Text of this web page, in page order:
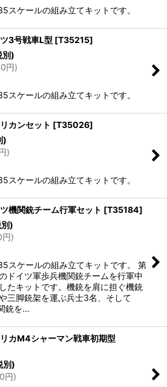
スケールの組み立てキットです。
3号戦車L型 [T35215]
別)
円)
スケールの組み立てキットです。
カンセット [T35026]
)
)
スケールの組み立てキットです。
機関銃チーム行軍セット [T35184]
)
円)
スケールの組み立てキットです。 第
ドイツ軍歩兵機関銃チームを行軍中
たキットです。機銃を肩に担ぐ機銃
三脚銃架を運ぶ兵士3名、そして
銃を…
カM4シャーマン戦車初期型
別)
円)